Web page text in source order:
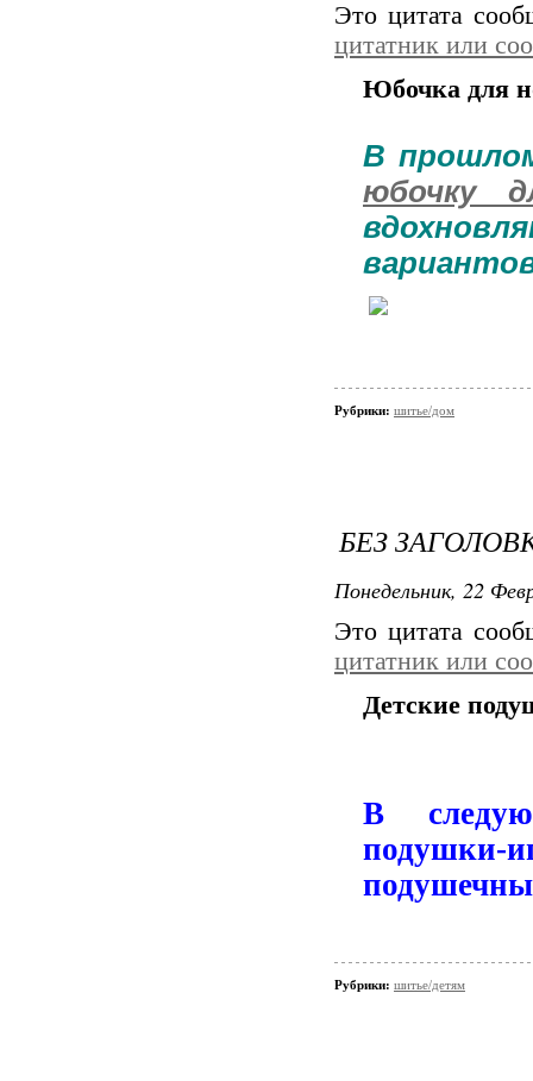
Это цитата
цитатник или
Юбочка для
В
юбочку
Рубрики: шитье/дом
БЕЗ
Понедельник, 22
Это цитата
цитатник или
Детские
В
подушки-
Рубрики: шитье/детям